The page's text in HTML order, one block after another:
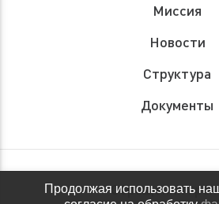
Миссия
Новости
Структура
Документы
Обращения
Продолжая использовать